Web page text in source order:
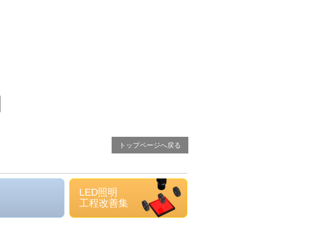
トップページへ戻る
LED照明
工程改善集